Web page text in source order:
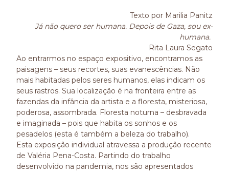
Texto por Marilia Panitz
Já não quero ser humana. Depois de Gaza, sou ex-
humana.
Rita Laura Segato
Ao entrarmos no espaço expositivo, encontramos as
paisagens – seus recortes, suas evanescências. Não
mais habitadas pelos seres humanos, elas indicam os
seus rastros. Sua localização é na fronteira entre as
fazendas da infância da artista e a floresta, misteriosa,
poderosa, assombrada. Floresta noturna – desbravada
e imaginada – pois que habita os sonhos e os
pesadelos (esta é também a beleza do trabalho).
Esta exposição individual atravessa a produção recente
de Valéria Pena-Costa. Partindo do trabalho
desenvolvido na pandemia, nos são apresentados